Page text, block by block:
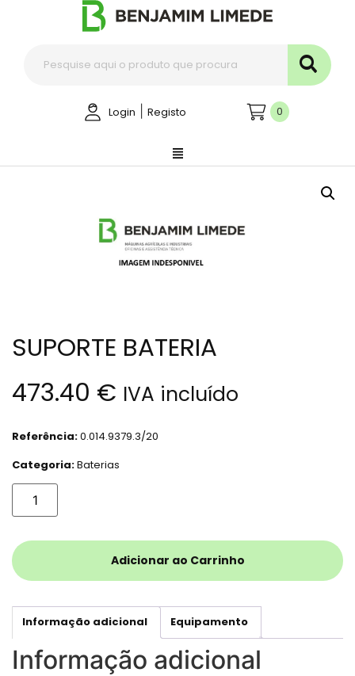
Login Registo 0
SUPORTE BATERIA
473.40 € IVA incluído
Referência:0.014.9379.3/20
Categoria:Baterias
Adicionar ao Carrinho
Informação adicional Equipamento
Informação adicional